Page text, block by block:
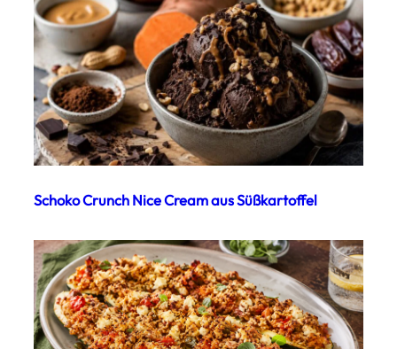
Schoko Crunch Nice Cream aus Süßkartoffel